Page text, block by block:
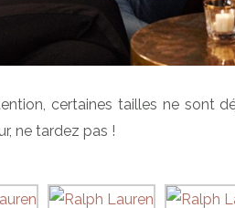
certaines tailles ne sont
ne tardez pas !